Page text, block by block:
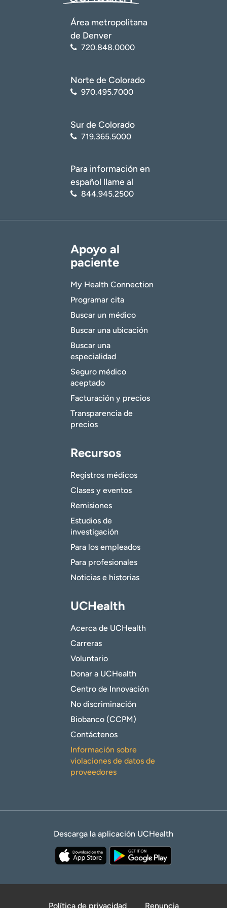
Área metropolitana
de Denver
720.848.0000
Norte de Colorado
970.495.7000
Sur de Colorado
719.365.5000
Para información en
español llame al
844.945.2500
Apoyo al
paciente
My Health Connection
Programar cita
Buscar un médico
Buscar una ubicación
Buscar una
especialidad
Seguro médico
aceptado
Facturación y precios
Transparencia de
precios
Recursos
Registros médicos
Clases y eventos
Remisiones
Estudios de
investigación
Para los empleados
Para profesionales
Noticias e historias
UCHealth
Acerca de UCHealth
Carreras
Voluntario
Donar a UCHealth
Centro de Innovación
No discriminación
Biobanco (CCPM)
Contáctenos
Información sobre
violaciones de datos de
proveedores
Descarga la aplicación UCHealth
Política de privacidad Renuncia